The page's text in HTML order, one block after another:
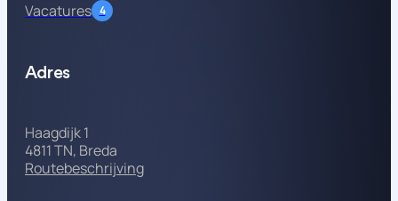
Vacatures 4
Adres
Haagdijk 1
4811 TN, Breda
Routebeschrijving